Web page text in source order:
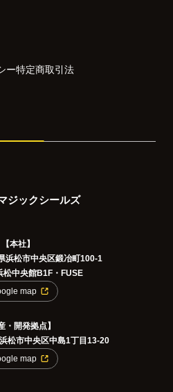
ー特定商取引法
ジックシールズ
【本社】
浜松市中央区鍛冶町100-1
松中央館B1F・FUSE
map
・開発拠点】
松市中央区中島1丁目13-20
map